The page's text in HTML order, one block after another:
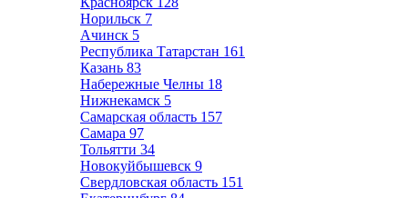
Норильск 7
Ачинск 5
Республика Татарстан 161
Казань 83
Набережные Челны 18
Нижнекамск 5
Самарская область 157
Самара 97
Тольятти 34
Новокуйбышевск 9
Свердловская область 151